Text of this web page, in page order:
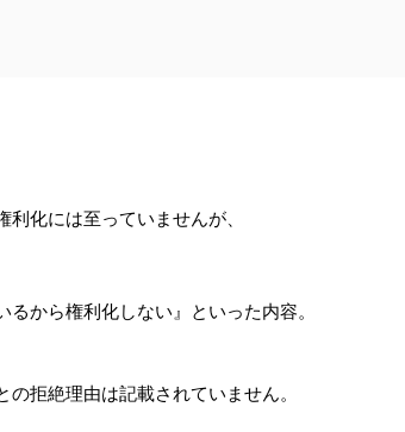
化には至っていませんが、
から権利化しない』といった内容。
拒絶理由は記載されていません。